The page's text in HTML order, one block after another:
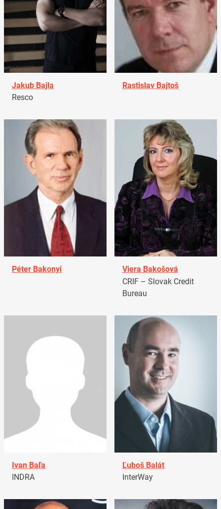
Jakub Bajla
Resco
Rastislav Bajtoš
Péter Bakonyi
Viera Bakošová
CRIF – Slovak Credit
Bureau
Ivan Baľa
INDRA
Ľuboš Balát
InterWay